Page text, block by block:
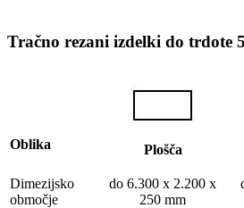
Tračno rezani izdelki do trdote
Oblika Plošča
Dimezijsko
območje
do 6.300 x 2.200 x
250 mm